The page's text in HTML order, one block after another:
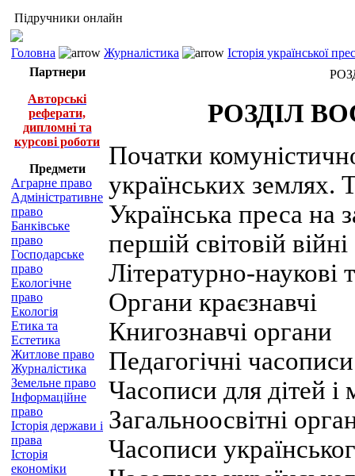
Підручники онлайн
Головна Журналістика
Історія української
Партнери
Авторські
реферати,
дипломні та
курсові роботи
Предмети
Аграрне право
Адміністративне
право
Банківське
право
Господарське
право
Екологічне
право
Екологія
Етика та
Естетика
Житлове право
Журналістика
Земельне право
Інформаційне
право
Історія держави і
права
Історія
економіки
РОЗДІЛ
Початки
українських землях.
Українська преса на
першій світовій війні
Літературно-наукові
Органи краєзнавчі
Книгознавчі органи
Педагогічні часописи
Часописи для дітей і
Загальноосвітні
Часописи